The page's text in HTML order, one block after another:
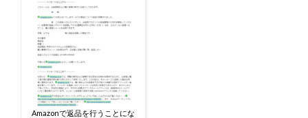
Amazonで返品を行うことにな